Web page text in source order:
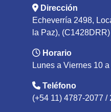
Dirección
Echeverría 2498,
la Paz),
Horario
Lunes a Viernes 10 a
Teléfono
(+54 11) 4787-2077 /